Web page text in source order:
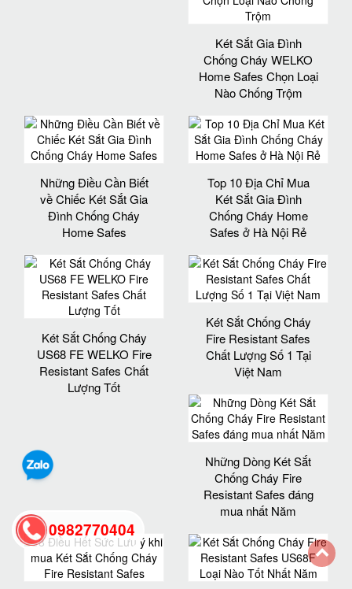
Két Sắt Gia Đình
Chống Cháy WELKO
Home Safes Chọn Loại
Nào Chống Trộm
Những Điều Cần Biết
về Chiếc Két Sắt Gia
Đình Chống Cháy
Home Safes
Top 10 Địa Chỉ Mua
Két Sắt Gia Đình
Chống Cháy Home
Safes ở Hà Nội Rẻ
Két Sắt Chống Cháy
US68 FE WELKO Fire
Resistant Safes Chất
Lượng Tốt
Két Sắt Chống Cháy
Fire Resistant Safes
Chất Lượng Số 1 Tại
Việt Nam
Những Dòng Két Sắt
Chống Cháy Fire
Resistant Safes đáng
mua nhất Năm
0982770404
back